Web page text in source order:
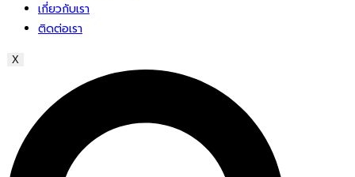
เกี่ยวกับเรา
ติดต่อเรา
X